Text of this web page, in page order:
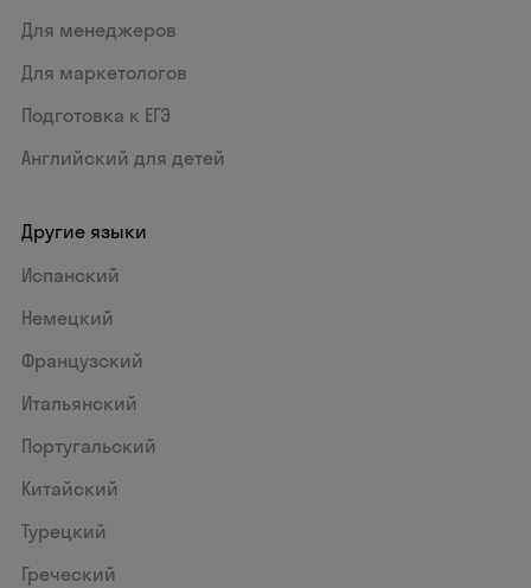
Для менеджеров
Для маркетологов
Подготовка к ЕГЭ
Английский для детей
Другие языки
Испанский
Немецкий
Французский
Итальянский
Португальский
Китайский
Турецкий
Греческий